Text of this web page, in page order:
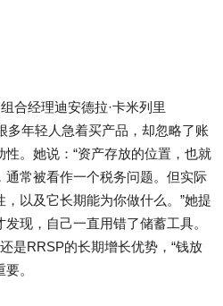
合经理迪安德拉·卡米列里
多年轻人急着买产品，却忽略了账
。她说：“资产存放的位置，也就
通常被看作一个税务问题。但实际
，以及它长期能为你做什么。”她提
现，自己一直用错了储蓄工具。
是RRSP的长期增长优势，“钱放
。